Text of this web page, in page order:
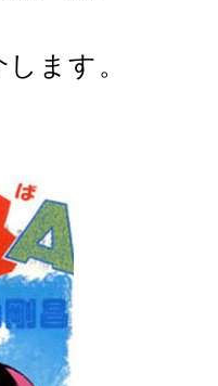
ます。